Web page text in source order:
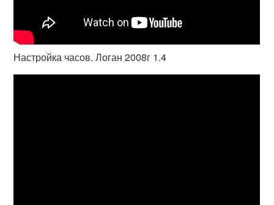
Настройка часов. Логан 2008г 1.4